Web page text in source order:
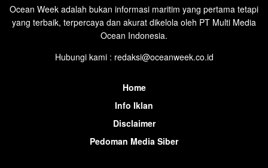
Ocean Week adalah bukan informasi maritim yang pertama tetapi
yang terbaik, terpercaya dan akurat dikelola oleh PT Multi Media
Ocean Indonesia.
Hubungi kami : redaksi@oceanweek.co.id
Home
Info Iklan
Disclaimer
Pedoman Media Siber